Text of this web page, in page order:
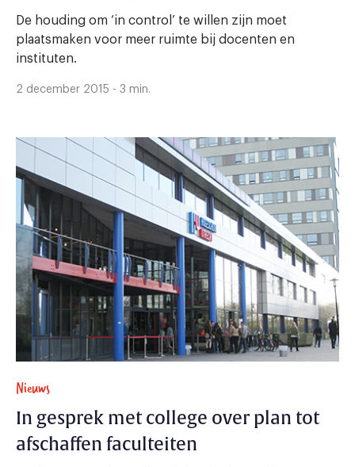
De houding om ‘in control’ te willen zijn moet
plaatsmaken voor meer ruimte bij docenten en
instituten.
2 december 2015 - 3 min.
Nieuws
In gesprek met college over plan tot
afschaffen faculteiten